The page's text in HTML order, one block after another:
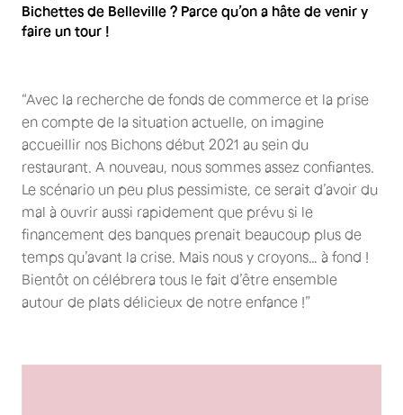
Bichettes de Belleville ? Parce qu’on a hâte de venir y
faire un tour !
“Avec la recherche de fonds de commerce et la prise
en compte de la situation actuelle, on imagine
accueillir nos Bichons début 2021 au sein du
restaurant. A nouveau, nous sommes assez confiantes.
Le scénario un peu plus pessimiste, ce serait d’avoir du
mal à ouvrir aussi rapidement que prévu si le
financement des banques prenait beaucoup plus de
temps qu’avant la crise. Mais nous y croyons… à fond !
Bientôt on célébrera tous le fait d’être ensemble
autour de plats délicieux de notre enfance !”